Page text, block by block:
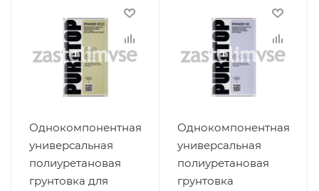
Однокомпонентная
универсальная
полиуретановая
грунтовка для
Однокомпонентная
универсальная
полиуретановая
грунтовка